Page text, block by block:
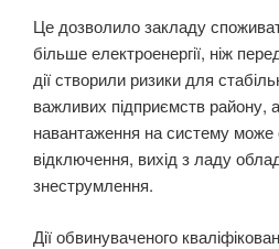
Це дозволило закладу
більше електроенергії, ніж
дії створили ризики для
важливих підприємств району,
навантаження на систему може
відключення, вихід з ладу
знеструмлення.
Дії обвинуваченого